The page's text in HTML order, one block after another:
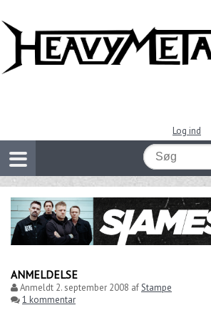
Log ind
ANMELDELSE
Anmeldt 2. september 2008 afStampe
1 kommentar